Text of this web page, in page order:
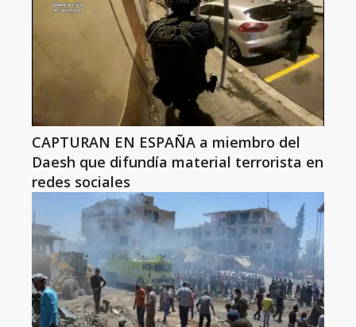
CAPTURAN EN ESPAÑA a miembro del
Daesh que difundía material terrorista en
redes sociales